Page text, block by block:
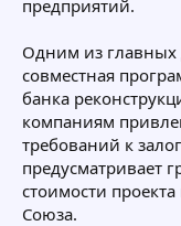
предприятий.
Одним из главных
совместная
банка
компаниям
требований к
предусматривает
стоимости
Союза.